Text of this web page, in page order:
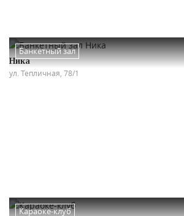
Банкетный зал
Ника
ул. Тепличная, 78/1
Караоке-клуб